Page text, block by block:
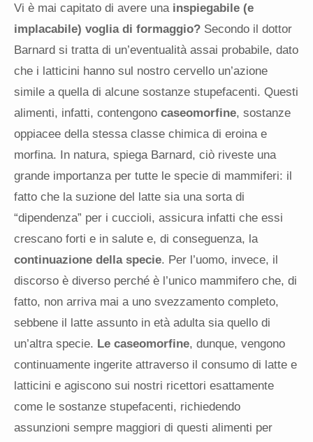
Vi è mai capitato di avere una inspiegabile (e
implacabile) voglia di formaggio? Secondo il dottor
Barnard si tratta di un’eventualità assai probabile, dato
che i latticini hanno sul nostro cervello un’azione
simile a quella di alcune sostanze stupefacenti. Questi
alimenti, infatti, contengono caseomorfine, sostanze
oppiacee della stessa classe chimica di eroina e
morfina. In natura, spiega Barnard, ciò riveste una
grande importanza per tutte le specie di mammiferi: il
fatto che la suzione del latte sia una sorta di
“dipendenza” per i cuccioli, assicura infatti che essi
crescano forti e in salute e, di conseguenza, la
continuazione della specie. Per l’uomo, invece, il
discorso è diverso perché è l’unico mammifero che, di
fatto, non arriva mai a uno svezzamento completo,
sebbene il latte assunto in età adulta sia quello di
un’altra specie. Le caseomorfine, dunque, vengono
continuamente ingerite attraverso il consumo di latte e
latticini e agiscono sui nostri ricettori esattamente
come le sostanze stupefacenti, richiedendo
assunzioni sempre maggiori di questi alimenti per